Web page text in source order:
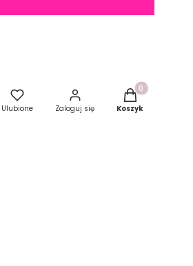
Ulubione Zaloguj się
Produkty w
Koszyk